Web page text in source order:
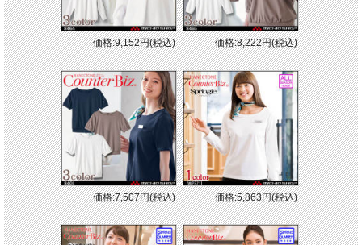
価格:9,152円(税込) 価格:8,222円(税込)
価格:7,507円(税込) 価格:5,863円(税込)